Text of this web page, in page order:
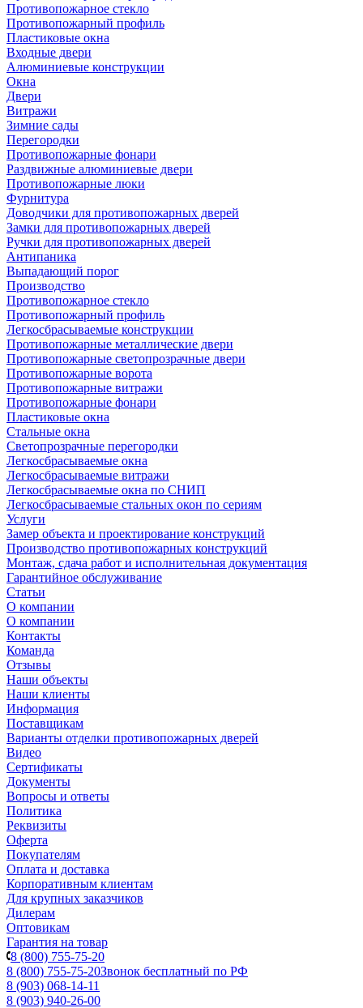
Противопожарное стекло
Противопожарный профиль
Пластиковые окна
Входные двери
Алюминиевые конструкции
Окна
Двери
Витражи
Зимние сады
Перегородки
Противопожарные фонари
Раздвижные алюминиевые двери
Противопожарные люки
Фурнитура
Доводчики для противопожарных дверей
Замки для противопожарных дверей
Ручки для противопожарных дверей
Антипаника
Выпадающий порог
Производство
Противопожарное стекло
Противопожарный профиль
Легкосбрасываемые конструкции
Противопожарные металлические двери
Противопожарные светопрозрачные двери
Противопожарные ворота
Противопожарные витражи
Противопожарные фонари
Пластиковые окна
Стальные окна
Светопрозрачные перегородки
Легкосбрасываемые окна
Легкосбрасываемые витражи
Легкосбрасываемые окна по СНИП
Легкосбрасываемые стальных окон по сериям
Услуги
Замер объекта и проектирование конструкций
Производство противопожарных конструкций
Монтаж, сдача работ и исполнительная документация
Гарантийное обслуживание
Статьи
О компании
О компании
Контакты
Команда
Отзывы
Наши объекты
Наши клиенты
Информация
Поставщикам
Варианты отделки противопожарных дверей
Видео
Сертификаты
Документы
Вопросы и ответы
Политика
Реквизиты
Оферта
Покупателям
Оплата и доставка
Корпоративным клиентам
Для крупных заказчиков
Дилерам
Оптовикам
Гарантия на товар
8 (800) 755-75-20
8 (800) 755-75-20Звонок бесплатный по РФ
8 (903) 068-14-11
8 (903) 940-26-00